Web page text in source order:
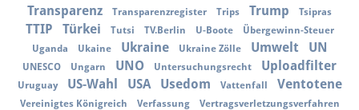
Transparenz Transparenzregister Trips Trump Tsipras
TTIP Türkei Tutsi TV.Berlin U-Boote
Übergewinn-Steuer
Uganda
Ukaine Ukraine Ukraine Zölle Umwelt UN
UNESCO Ungarn UNO Untersuchungsrecht Uploadfilter
Uruguay US-Wahl USA Usedom Vattenfall Ventotene
Vereinigtes Königreich Verfassung
Vertragsverletzungsverfahren